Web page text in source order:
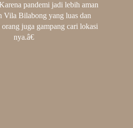
pandemi jadi lebih aman
Vila Bilabong yang luas dan
orang juga gampang cari lokasi
nya.â€